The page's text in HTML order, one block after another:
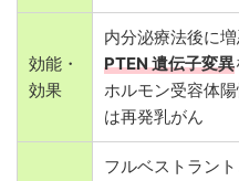
効能・
効果
内分泌療法後に
PTEN 遺伝子変異
ホルモン受容体
は再発乳がん
フルベストラント